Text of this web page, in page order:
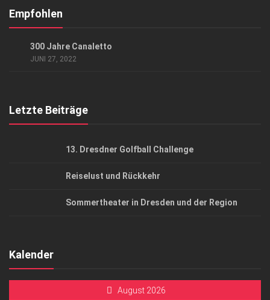
Kontakt, Impressum
Empfohlen
300 Jahre Canaletto
JUNI 27, 2022
Letzte Beiträge
13. Dresdner Golfball Challenge
Reiselust und Rückkehr
Sommertheater in Dresden und der Region
Kalender
August 2026